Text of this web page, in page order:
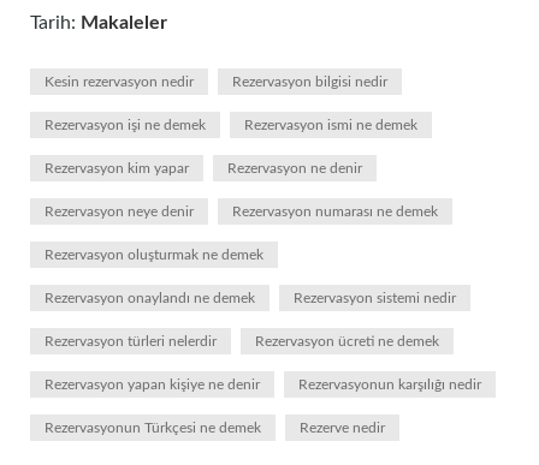
Tarih: Makaleler
Kesin rezervasyon nedir Rezervasyon bilgisi nedir
Rezervasyon işi ne demek Rezervasyon ismi ne demek
Rezervasyon kim yapar Rezervasyon ne denir
Rezervasyon neye denir Rezervasyon numarası ne demek
Rezervasyon oluşturmak ne demek
Rezervasyon onaylandı ne demek Rezervasyon sistemi nedir
Rezervasyon türleri nelerdir Rezervasyon ücreti ne demek
Rezervasyon yapan kişiye ne denir Rezervasyonun karşılığı nedir
Rezervasyonun Türkçesi ne demek Rezerve nedir